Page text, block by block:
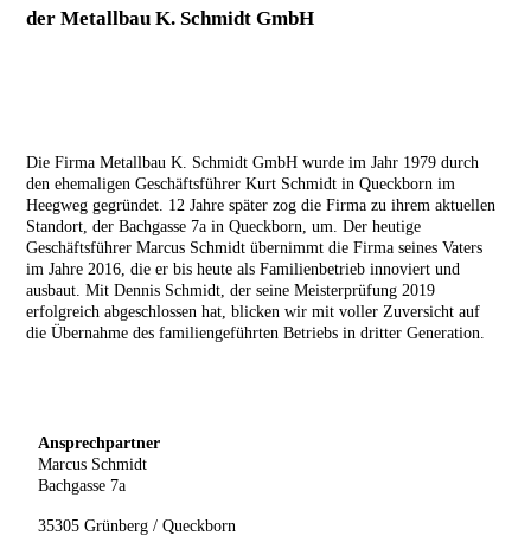
der Metallbau K. Schmidt GmbH
Die Firma Metallbau K. Schmidt GmbH wurde im Jahr 1979 durch
den ehemaligen GeschäftsführerKurt Schmidt in Queckborn im
Heegweg gegründet. 12 Jahre später zog die Firma zu ihrem aktuellen
Standort, der Bachgasse 7a in Queckborn, um.Der heutige
Geschäftsführer Marcus Schmidt übernimmt die Firma seines Vaters
im Jahre 2016, die er bis heute als Familienbetrieb innoviert und
ausbaut. Mit Dennis Schmidt, der seine Meisterprüfung 2019
erfolgreich abgeschlossen hat, blicken wir mit voller Zuversicht auf
die Übernahme des familiengeführten Betriebs in dritter Generation.
Ansprechpartner
Marcus Schmidt
Bachgasse 7a
35305 Grünberg / Queckborn